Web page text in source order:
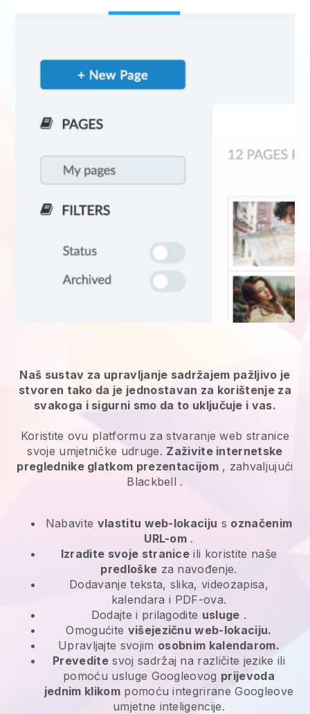
Naš sustav za upravljanje sadržajem pažljivo je
stvoren tako da je jednostavan za korištenje za
svakoga i sigurni smo da to uključuje i vas.
Koristite ovu platformu za stvaranje web stranice
svoje umjetničke udruge. Zaživite internetske
preglednike glatkom prezentacijom, zahvaljujući
Blackbell .
Nabavite vlastitu web-lokaciju s označenim
URL-om .
Izradite svoje stranice ili koristite naše
predloške za navođenje.
Dodavanje teksta, slika, videozapisa,
kalendara i PDF-ova.
Dodajte i prilagodite usluge .
Omogućite višejezičnu web-lokaciju.
Upravljajte svojim osobnim kalendarom.
Prevedite svoj sadržaj na različite jezike ili
pomoću usluge Googleovog prijevoda
jednim klikompomoću integrirane Googleove
umjetne inteligencije.